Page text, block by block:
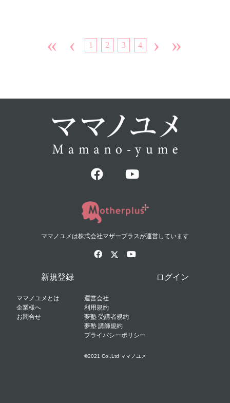
« ‹ 1 2 3 4 › »
ママノユメは株式会社マザープラスが運営しています
新規登録 ログイン
ママノユメとは
企業様へ
お問合せ
運営会社
利用規約
夢塾 受講者規約
夢塾 講師規約
プライバシーポリシー
©2021 Co.,Ltd ママノユメ